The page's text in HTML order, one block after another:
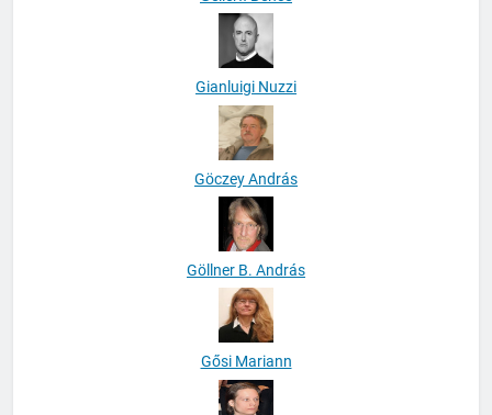
Gianluigi Nuzzi
Göczey András
Göllner B. András
Gősi Mariann